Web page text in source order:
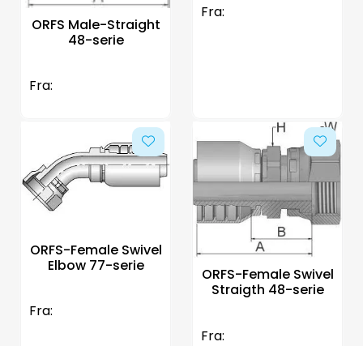
ORFS Male-Straight
48-serie
Fra:
Fra:
ORFS-Female Swivel
Elbow 77-serie
Fra:
ORFS-Female Swivel
Straigth 48-serie
Fra: